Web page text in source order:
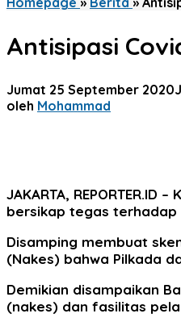
Antisipasi
Jumat 25 September 2020
oleh Mohammad
JAKARTA, REPORTER.ID –
bersikap tegas terhadap
Disamping membuat
(Nakes) bahwa Pilkada
Demikian disampaikan
(nakes) dan fasilitas